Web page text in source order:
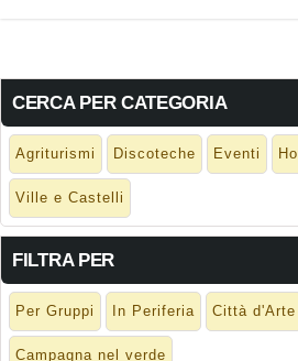
CERCA PER CATEGORIA
Agriturismi Discoteche Eventi
Ville e Castelli
FILTRA PER
Per Gruppi In Periferia Città d'Arte
Campagna nel verde